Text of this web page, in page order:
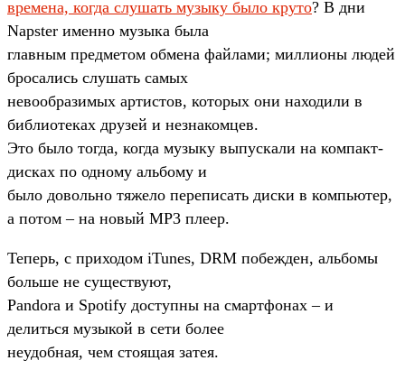
времена, когда слушать музыку было круто? В дни
Napster именно музыка была
главным предметом обмена файлами; миллионы людей
бросались слушать самых
невообразимых артистов, которых они находили в
библиотеках друзей и незнакомцев.
Это было тогда, когда музыку выпускали на компакт-
дисках по одному альбому и
было довольно тяжело переписать диски в компьютер,
а потом – на новый MP3 плеер.
Теперь, с приходом iTunes, DRM побежден, альбомы
больше не существуют,
Pandora и Spotify доступны на смартфонах – и
делиться музыкой в сети более
неудобная, чем стоящая затея.